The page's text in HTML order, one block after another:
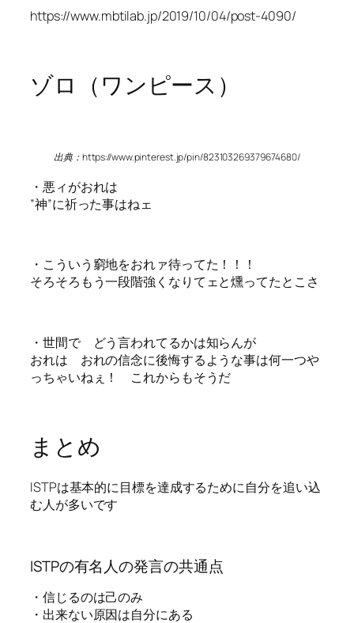
https://www.mbtilab.jp/2019/10/04/post-4090/
ゾロ（ワンピース）
出典：https://www.pinterest.jp/pin/823103269379674680/
・悪ィがおれは
”神”に祈った事はねェ
・こういう窮地をおれァ待ってた！！！
そろそろもう一段階強くなりてェと燻ってたとこさ
・世間で どう言われてるかは知らんが
おれは おれの信念に後悔するような事は何一つや
っちゃいねぇ！ これからもそうだ
まとめ
ISTPは基本的に目標を達成するために自分を追い込
む人が多いです
ISTPの有名人の発言の共通点
・信じるのは己のみ
・出来ない原因は自分にある